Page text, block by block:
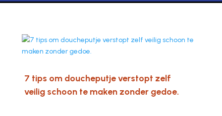
7 tips om doucheputje verstopt zelf
veilig schoon te maken zonder gedoe.